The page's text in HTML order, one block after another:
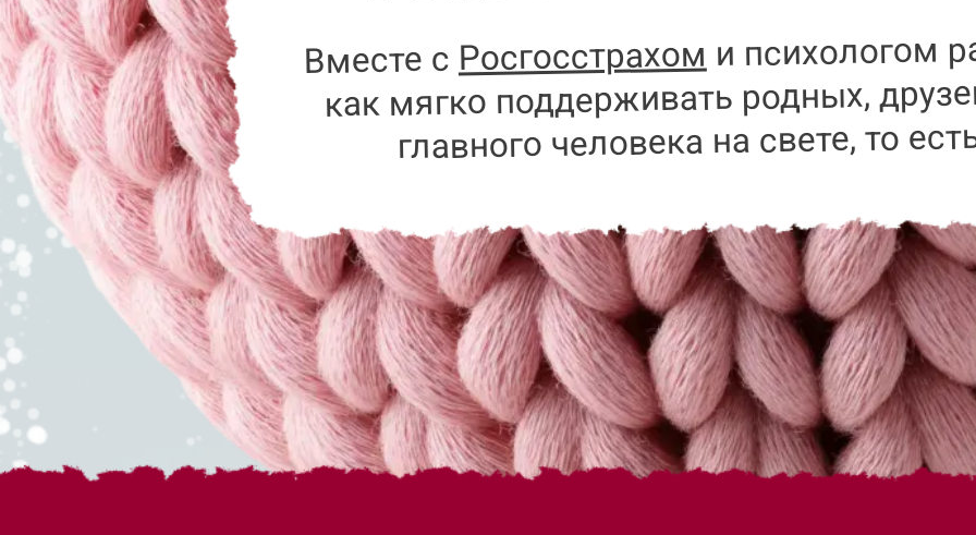
Вместе с Росгосстрахом и психологом
как мягко поддерживать родных,
главного человека на свете, то